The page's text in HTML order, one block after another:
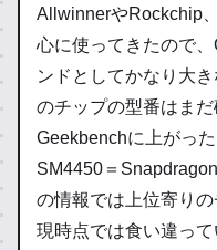
AllwinnerやRockchip
心に使ってきたので
ンドとしてかなり大
のチップの型番はまだ
Geekbenchに上がっ
SM4450＝
の情報では上位寄りの
現時点では食い違っ